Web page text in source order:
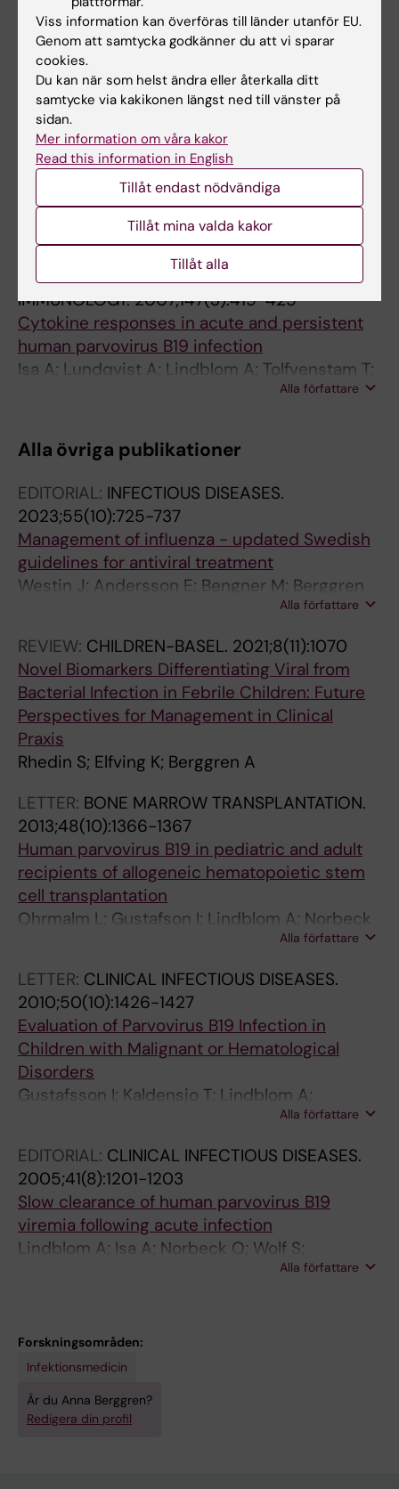
Gustafson I; Lindblom A; Yun Z; Omar H;
Engstrom L; Lewensohn-Fuchs I; Ljungman P;
Broliden K
Alla författare
ARTICLE:CLINICAL INFECTIOUS DISEASES.
2008;46(4):528-536
Parvovirus B19 infection in children with acute
lymphoblastic leukemia is associated with
cytopenia resulting in prolonged interruptions
of chemotherapy
Lindblom A; Heyman M; Gustafsson I; Norbeck
O; Kaldensjo T; Vernby A; Henter J-I;
Tolfvenstam T; Broliden K
ARTICLE:CLINICAL AND EXPERIMENTAL
IMMUNOLOGY.2007;147(3):419-425
Cytokine responses in acute and persistent
human parvovirus B19 infection
Isa A; Lundqvist A; Lindblom A; Tolfvenstam T;
Alla författare
Alla övriga publikationer
EDITORIAL: INFECTIOUS DISEASES.
2023;55(10):725-737
Management of influenza - updated Swedish
guidelines for antiviral treatment
Westin J; Andersson E; Bengner M; Berggren
A; Brytting M; Ernstad EG; Nilsson AC; Wahlloef
Alla författare
REVIEW: CHILDREN-BASEL. 2021;8(11):1070
Novel Biomarkers Differentiating Viral from
Bacterial Infection in Febrile Children: Future
Perspectives for Management in Clinical
Praxis
Rhedin S; Elfving K; Berggren A
LETTER: BONE MARROW TRANSPLANTATION.
2013;48(10):1366-1367
Human parvovirus B19 in pediatric and adult
recipients of allogeneic hematopoietic stem
cell transplantation
Ohrmalm L; Gustafson I; Lindblom A; Norbeck
O; Johansson J-E; Brune M; Ljungman P;
Alla författare
LETTER: CLINICAL INFECTIOUS DISEASES.
2010;50(10):1426-1427
Evaluation of Parvovirus B19 Infection in
Children with Malignant or Hematological
Disorders
Gustafsson I; Kaldensjo T; Lindblom A;
Norbeck O; Henter J-I; Tolfvenstam T; Broliden
Alla författare
EDITORIAL: CLINICAL INFECTIOUS DISEASES.
2005;41(8):1201-1203
Slow clearance of human parvovirus B19
viremia following acute infection
Lindblom A; Isa A; Norbeck O; Wolf S;
Johansson B; Broliden K; Tolfvenstam TAlla författare
Forskningsområden:
Infektionsmedicin
Är du Anna Berggren?
Redigera din profil
Viss information kan överföras till länder utanför EU.
Genom att samtycka godkänner du att vi sparar
cookies.
Du kan när som helst ändra eller återkalla ditt
samtycke via kakikonen längst ned till vänster på
sidan.
Mer information om våra kakor
Read this information in English
Tillåt endast nödvändiga
Tillåt mina valda kakor
Tillåt alla